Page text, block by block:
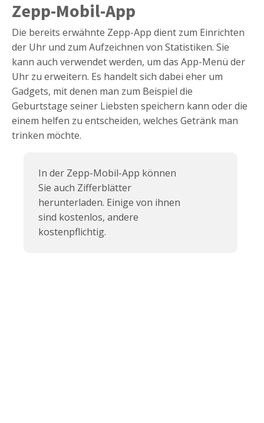
Zepp-Mobil-App
Die bereits erwähnte Zepp-App dient zum Einrichten
der Uhr und zum Aufzeichnen von Statistiken. Sie
kann auch verwendet werden, um das App-Menü der
Uhr zu erweitern. Es handelt sich dabei eher um
Gadgets, mit denen man zum Beispiel die
Geburtstage seiner Liebsten speichern kann oder die
einem helfen zu entscheiden, welches Getränk man
trinken möchte.
In der Zepp-Mobil-App können
Sie auch Zifferblätter
herunterladen. Einige von ihnen
sind kostenlos, andere
kostenpflichtig.